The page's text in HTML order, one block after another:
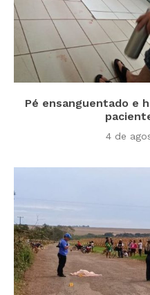
Pé ensanguentado e
4 de